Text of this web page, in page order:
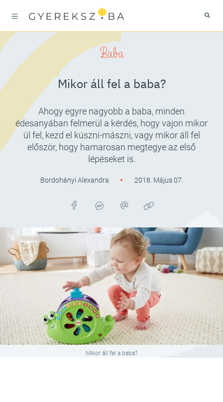
Baba
Mikor áll fel a baba?
Ahogy egyre nagyobb a baba, minden
édesanyában felmerül a kérdés, hogy vajon mikor
ül fel, kezd el kúszni-mászni, vagy mikor áll fel
először, hogy hamarosan megtegye az első
lépéseket is.
Bordohányi Alexandra 2018. Május 07.
Mikor áll fel a baba?